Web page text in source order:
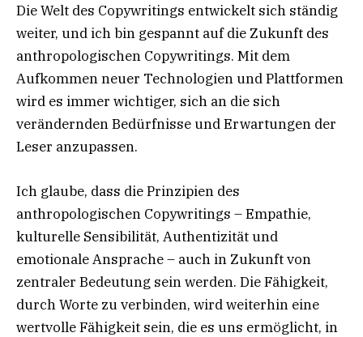
Die Welt des Copywritings entwickelt sich ständig
weiter, und ich bin gespannt auf die Zukunft des
anthropologischen Copywritings. Mit dem
Aufkommen neuer Technologien und Plattformen
wird es immer wichtiger, sich an die sich
verändernden Bedürfnisse und Erwartungen der
Leser anzupassen.
Ich glaube, dass die Prinzipien des
anthropologischen Copywritings – Empathie,
kulturelle Sensibilität, Authentizität und
emotionale Ansprache – auch in Zukunft von
zentraler Bedeutung sein werden. Die Fähigkeit,
durch Worte zu verbinden, wird weiterhin eine
wertvolle Fähigkeit sein, die es uns ermöglicht, in